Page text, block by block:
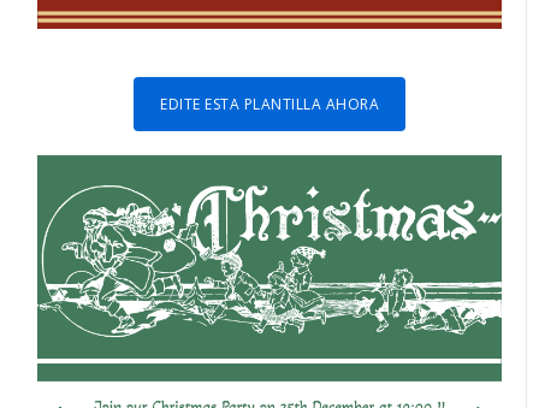
EDITE ESTA PLANTILLA AHORA